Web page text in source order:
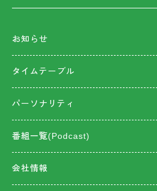
お知らせ
タイムテーブル
パーソナリティ
番組一覧(Podcast)
会社情報